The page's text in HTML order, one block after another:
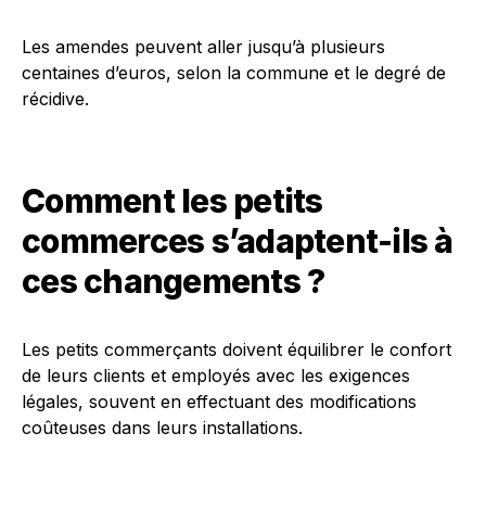
Les amendes peuvent aller jusqu’à plusieurs
centaines d’euros, selon la commune et le degré de
récidive.
Comment les petits
commerces s’adaptent-ils à
ces changements ?
Les petits commerçants doivent équilibrer le confort
de leurs clients et employés avec les exigences
légales, souvent en effectuant des modifications
coûteuses dans leurs installations.